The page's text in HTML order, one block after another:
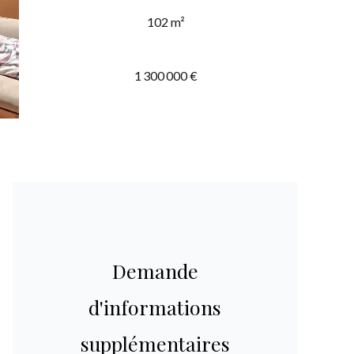
102 m²
1 300 000 €
Demande
d'informations
supplémentaires